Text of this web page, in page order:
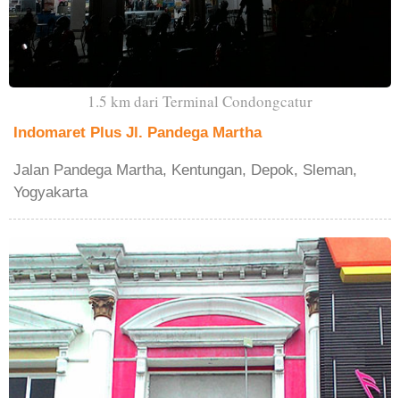
1.5 km dari Terminal Condongcatur
Indomaret Plus Jl. Pandega Martha
Jalan Pandega Martha, Kentungan, Depok, Sleman,
Yogyakarta